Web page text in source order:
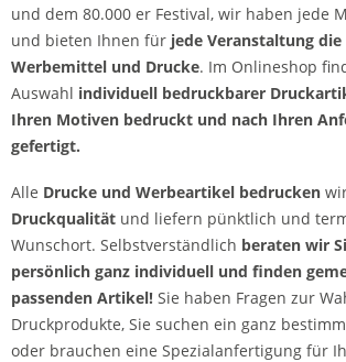
und dem 80.000 er Festival, wir haben jede
und bieten Ihnen für jede Veranstaltung die
Werbemittel und Drucke. Im Onlineshop
Auswahl individuell bedruckbarer
Ihren Motiven bedruckt und nach Ihren
gefertigt.
Alle Drucke und Werbeartikel bedrucken
Druckqualität und liefern pünktlich und
Wunschort. Selbstverständlich beraten wir
persönlich ganz individuell und finden
passenden Artikel! Sie haben Fragen zur
Druckprodukte, Sie suchen ein ganz
oder brauchen eine Spezialanfertigung für